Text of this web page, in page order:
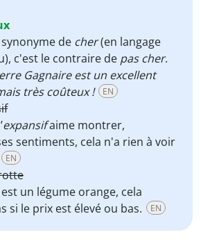
de cher(en langage
c'est le contraire de pas cher.
Gagnaire est un excellent
très coûteux !
EN
expansifaime montrer,
sentiments, cela n'a rien à voir
EN
un légume orange, cela
si le prix est élevé ou bas.
EN